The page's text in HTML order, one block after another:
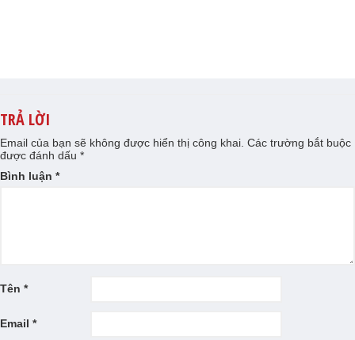
TRẢ LỜI
Email của bạn sẽ không được hiển thị công khai. Các trường bắt buộc
được đánh dấu *
Bình luận *
Tên *
Email *